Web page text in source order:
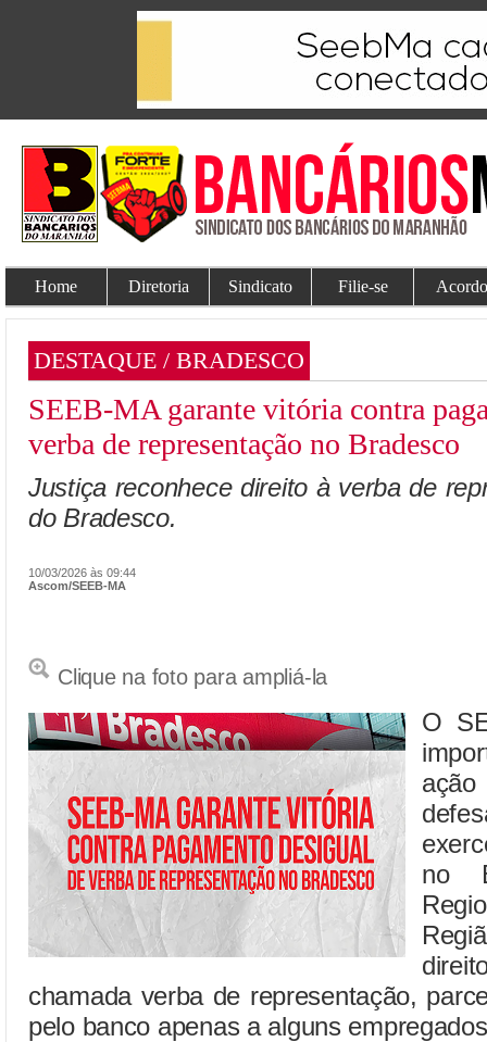
Home Diretoria Sindicato Filie-se
DESTAQUE / BRADESCO
SEEB-MA garante vitória contra
verba de representação no Bradesco
Justiça reconhece direito à verba de
do Bradesco.
10/03/2026 às 09:44
Ascom/SEEB-MA
Clique na foto para ampliá-la
O
no
chamada verba de representação,
pelo banco apenas a alguns